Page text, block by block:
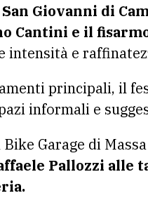
Giovanni di
Cantini e il
intensità e
principali, il
informali e
Garage di
Pallozzi alle